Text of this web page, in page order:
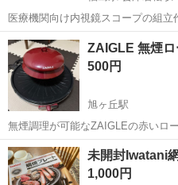
医療機関向け内視鏡スコープの組立
★◎20代～40代の男女活躍中！送
場あり★日払いあり◎空調完備で快適
気の工場のお仕事 ◇医療機...
福島 会津若松市 会津若松駅
ZAIGLE 無煙
500円
旭ヶ丘駅
無煙調理が可能なZAIGLEの赤いロ
能。 - ブランド: ZAIGLE - モデル名: well-being roaster - 色: 赤 - 調理
機能: 無煙ロースター - 温度設定:
宮城 仙台市 旭ヶ丘駅
未開封Iwatani
1,000円